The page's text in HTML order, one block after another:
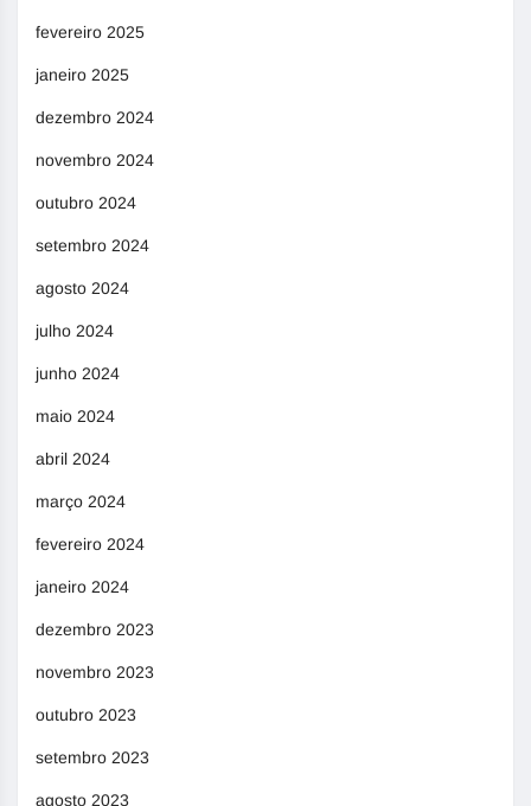
fevereiro 2025
janeiro 2025
dezembro 2024
novembro 2024
outubro 2024
setembro 2024
agosto 2024
julho 2024
junho 2024
maio 2024
abril 2024
março 2024
fevereiro 2024
janeiro 2024
dezembro 2023
novembro 2023
outubro 2023
setembro 2023
agosto 2023